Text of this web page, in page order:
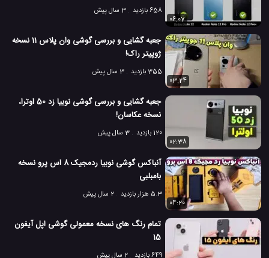
658 بازدید
3 سال پیش
06:07
جعبه گشایی و بررسی گوشی وان پلاس 11 نسخه
ژوپیتر راک!
355 بازدید
3 سال پیش
03:24
جعبه گشایی و بررسی گوشی نوبیا زد 50 اوترا،
نسخه عکاسان!
120 بازدید
3 سال پیش
02:38
آنباکس گوشی نوبیا ردمجیک 8 اس پرو نسخه
بامبلبی
5.3 هزار بازدید
2 سال پیش
04:20
تمام رنگ های نسخه معمولی گوشی اپل آیفون
15
649 بازدید 2 سال پیش